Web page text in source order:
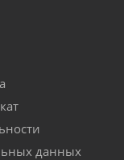
данных